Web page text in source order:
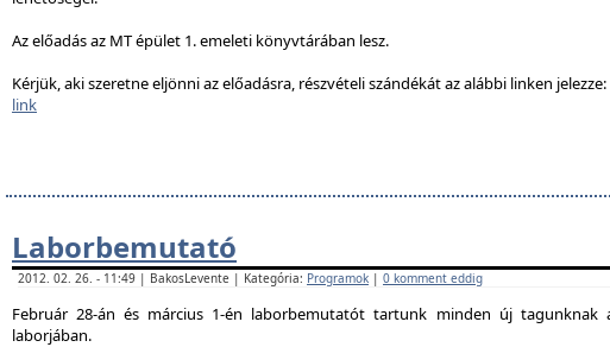
Az előadás az MT épület 1. emeleti könyvtárában lesz.
Kérjük, aki szeretne eljönni az előadásra, részvételi szándékát az alábbi linken jelezze:
link
Laborbemutató
2012. 02. 26. - 11:49 | BakosLevente | Kategória: Programok | 0 komment eddig
Február 28-án és március 1-én laborbemutatót tartunk minden új tagunknak
laborjában.